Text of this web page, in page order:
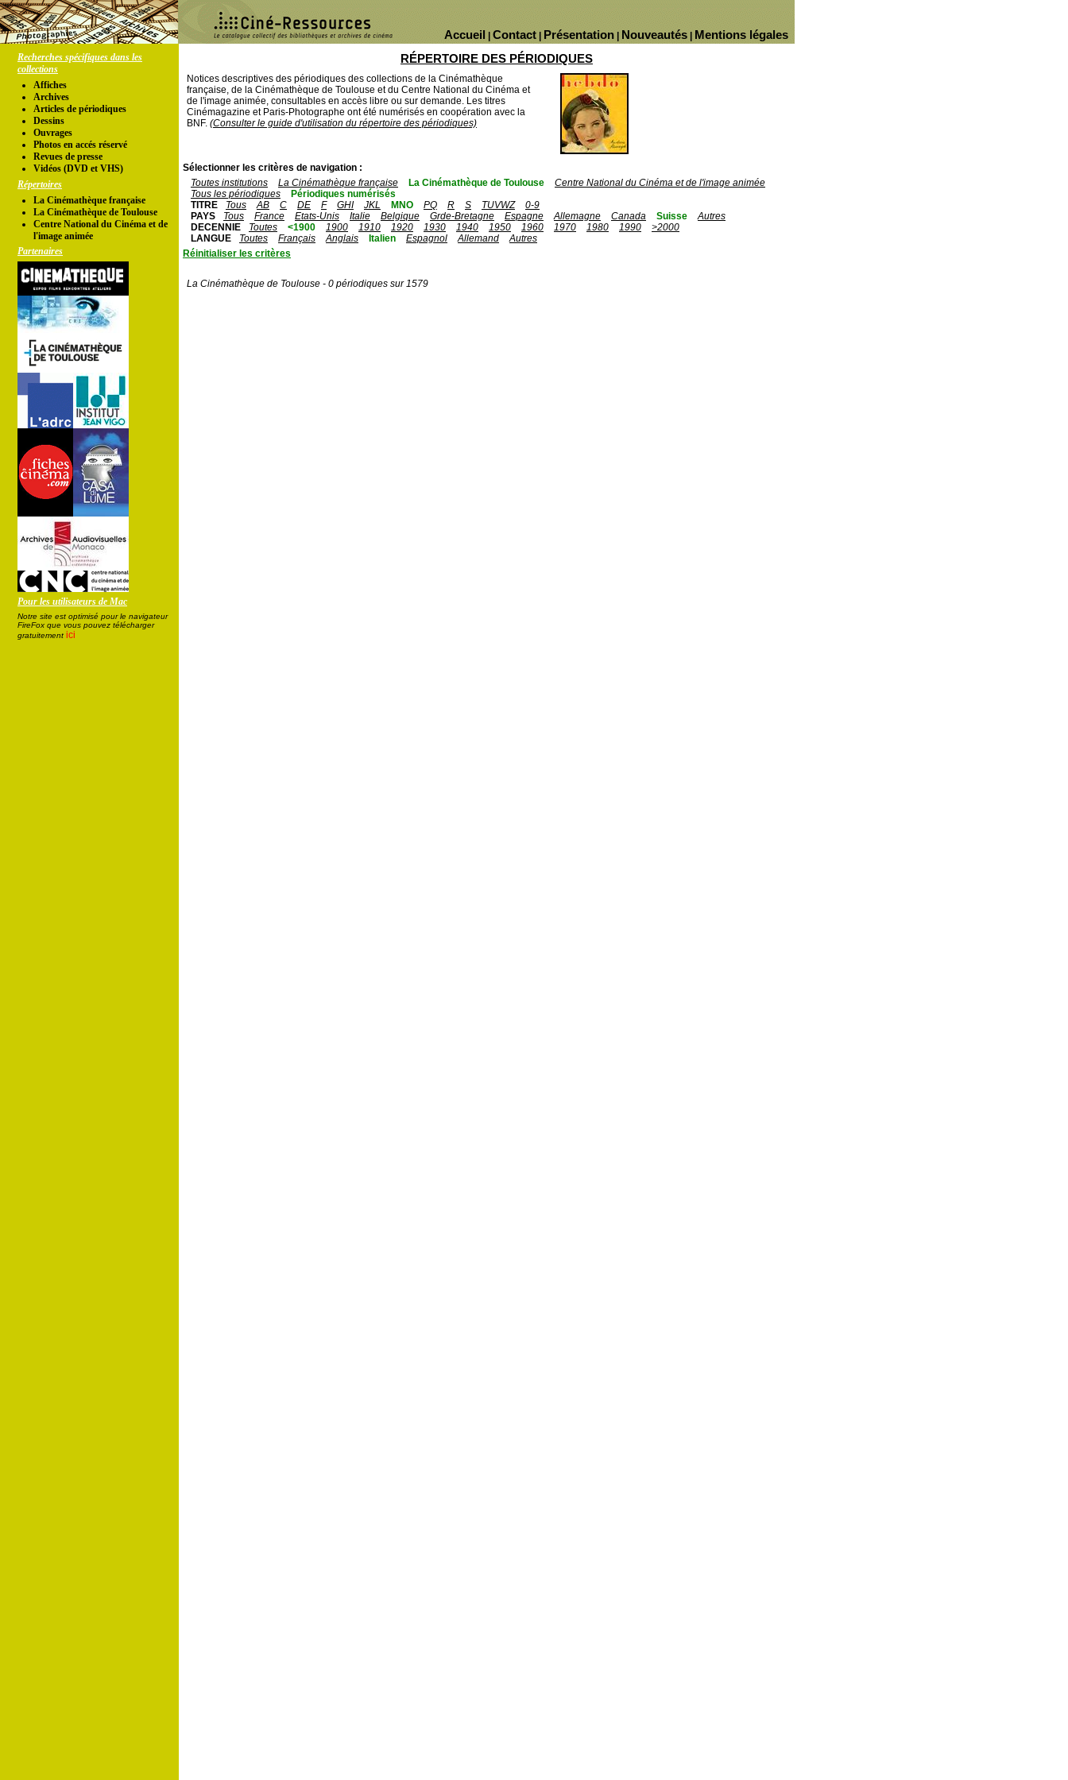
Mentions légales
Nouveautés
Présentation
Contact
Accueil
Recherches spécifiques dans les
collections
Affiches
Archives
Articles de périodiques
Dessins
Ouvrages
Photos en accés réservé
Revues de presse
Vidéos (DVD et VHS)
Répertoires
La Cinémathèque française
La Cinémathèque de Toulouse
Centre National du Cinéma et de
l'image animée
Partenaires
Pour les utilisateurs de Mac
Notre site est optimisé pour le navigateur
FireFox que vous pouvez télécharger
gratuitement ici
RÉPERTOIRE DES PÉRIODIQUES
Notices descriptives des périodiques des collections de la Cinémathèque
française, de la Cinémathèque de Toulouse et du Centre National du Cinéma et
de l'image animée, consultables en accès libre ou sur demande. Les titres
Cinémagazine et Paris-Photographe ont été numérisés en coopération avec la
BNF. (Consulter le guide d'utilisation du répertoire des périodiques)
Sélectionner les critères de navigation :
Toutes institutions
La Cinémathèque française La Cinémathèque de Toulouse
Centre National du Cinéma et de l'image animée
Tous les périodiques
Périodiques numérisés
TITRE
Tous AB C DE F GHI JKL MNO PQ R S TUVWZ
0-9
PAYS
Tous France Etats-Unis Italie Belgique Grde-Bretagne Espagne Allemagne Canada Suisse
Autres
DECENNIE
Toutes <1900 1900 1910 1920 1930 1940 1950 1960 1970 1980 1990
>2000
LANGUE
Toutes Français Anglais Italien Espagnol Allemand
Autres
Réinitialiser les critères
La Cinémathèque de Toulouse - 0 périodiques sur 1579